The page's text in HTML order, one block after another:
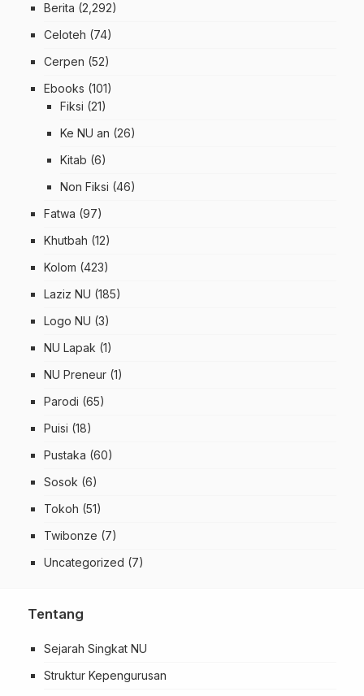
Berita (2,292)
Celoteh (74)
Cerpen (52)
Ebooks (101)
Fiksi (21)
Ke NU an (26)
Kitab (6)
Non Fiksi (46)
Fatwa (97)
Khutbah (12)
Kolom (423)
Laziz NU (185)
Logo NU (3)
NU Lapak (1)
NU Preneur (1)
Parodi (65)
Puisi (18)
Pustaka (60)
Sosok (6)
Tokoh (51)
Twibonze (7)
Uncategorized (7)
Tentang
Sejarah Singkat NU
Struktur Kepengurusan